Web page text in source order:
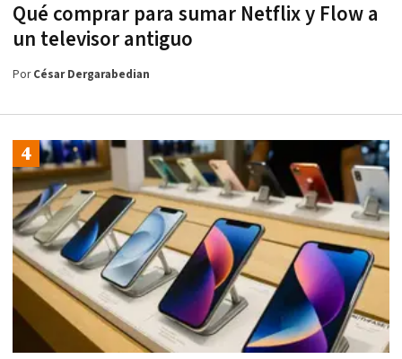
Qué comprar para sumar Netflix y Flow a
un televisor antiguo
PorCésar Dergarabedian